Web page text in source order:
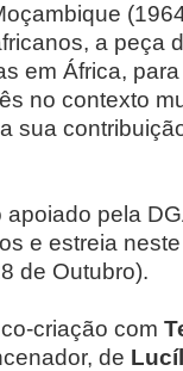
a peça
em África,
no contexto
sua
apoiado pela
e estreia
de Outubro).
criação com
de